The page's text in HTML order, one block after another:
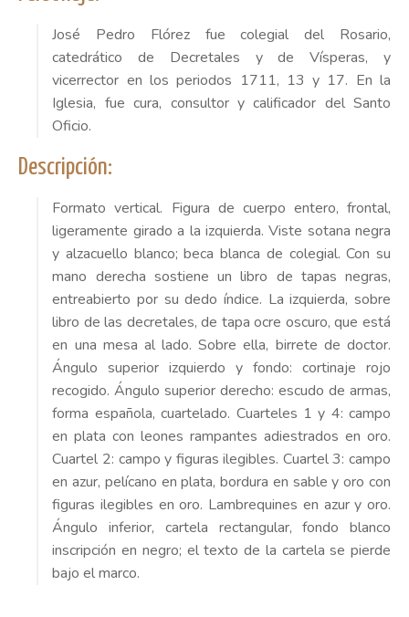
José Pedro Flórez fue colegial del Rosario,
catedrático de Decretales y de Vísperas, y
vicerrector en los periodos 1711, 13 y 17. En la
Iglesia, fue cura, consultor y calificador del Santo
Oficio.
Descripción:
Formato vertical. Figura de cuerpo entero, frontal,
ligeramente girado a la izquierda. Viste sotana negra
y alzacuello blanco; beca blanca de colegial. Con su
mano derecha sostiene un libro de tapas negras,
entreabierto por su dedo índice. La izquierda, sobre
libro de las decretales, de tapa ocre oscuro, que está
en una mesa al lado. Sobre ella, birrete de doctor.
Ángulo superior izquierdo y fondo: cortinaje rojo
recogido. Ángulo superior derecho: escudo de armas,
forma española, cuartelado. Cuarteles 1 y 4: campo
en plata con leones rampantes adiestrados en oro.
Cuartel 2: campo y figuras ilegibles. Cuartel 3: campo
en azur, pelícano en plata, bordura en sable y oro con
figuras ilegibles en oro. Lambrequines en azur y oro.
Ángulo inferior, cartela rectangular, fondo blanco
inscripción en negro; el texto de la cartela se pierde
bajo el marco.